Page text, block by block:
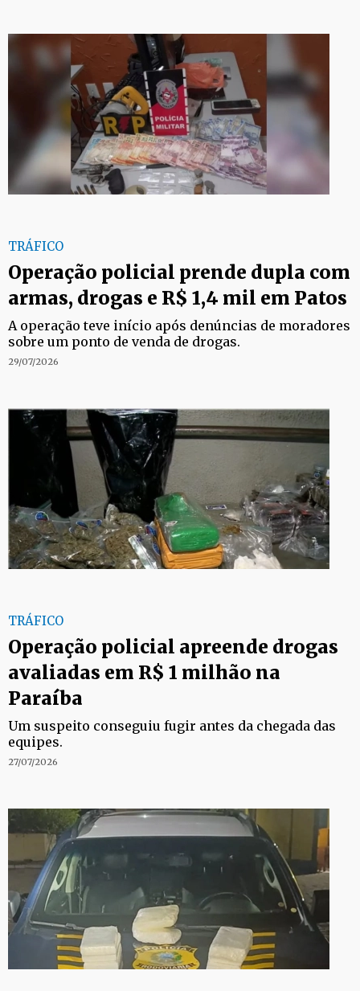
TRÁFICO
Operação policial prende dupla com
armas, drogas e R$ 1,4 mil em Patos
A operação teve início após denúncias de moradores
sobre um ponto de venda de drogas.
29/07/2026
TRÁFICO
Operação policial apreende drogas
avaliadas em R$ 1 milhão na
Paraíba
Um suspeito conseguiu fugir antes da chegada das
equipes.
27/07/2026